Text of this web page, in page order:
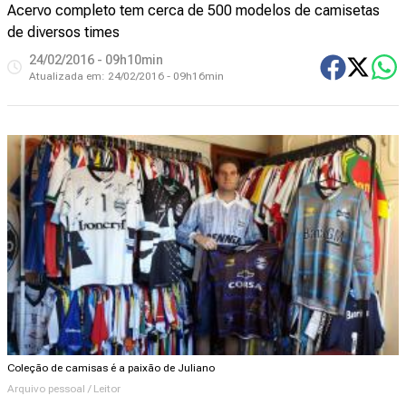
Acervo completo tem cerca de 500 modelos de camisetas
de diversos times
24/02/2016 - 09h10min
Atualizada em: 24/02/2016 - 09h16min
Coleção de camisas é a paixão de Juliano
Arquivo pessoal / Leitor